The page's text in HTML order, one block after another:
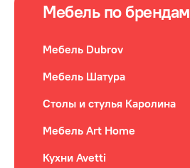
Мебель по брендам
Мебель Dubrov
Мебель Шатура
Столы и стулья Каролина
Мебель Art Home
Кухни Avetti